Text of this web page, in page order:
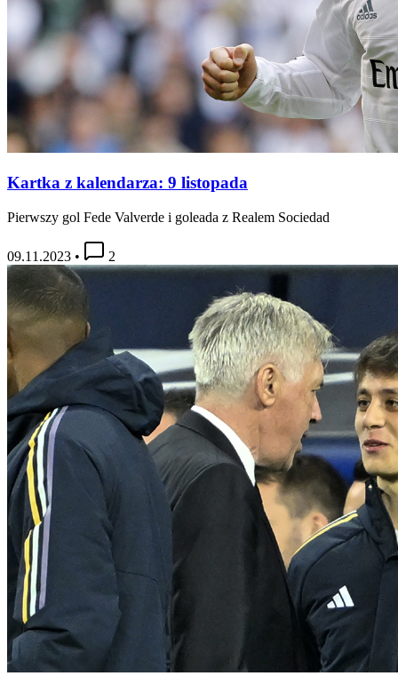
Kartka z kalendarza: 9 listopada
Pierwszy gol Fede Valverde i goleada z Realem Sociedad
09.11.2023 • 2